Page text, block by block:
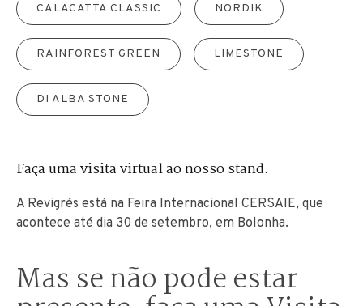
CALACATTA CLASSIC NORDIK
RAINFOREST GREEN LIMESTONE
DI ALBA STONE
Faça uma visita virtual ao nosso stand.
A Revigrés está na Feira Internacional CERSAIE, que
acontece até dia 30 de setembro, em Bolonha.
Mas se não pode estar